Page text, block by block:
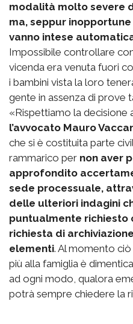
modalità molto severe
ma, seppur
vanno intese
Impossibile controllare
vicenda era venuta fuori
i bambini vista la loro
gente in assenza di prove
«Rispettiamo la decisione
l’avvocato Mauro
che si è costituita parte
rammarico per non aver
approfondito
sede processuale,
delle ulteriori indagini
puntualmente richiesto
richiesta di
elementi. Al momento
più alla famiglia è
ad ogni modo, qualora
potrà sempre chiedere la